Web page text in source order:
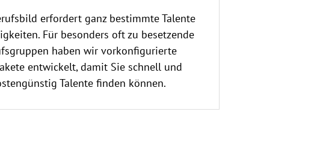
erfordert ganz bestimmte Talente
Für besonders oft zu besetzende
haben wir vorkonfigurierte
entwickelt, damit Sie schnell und
Talente finden können.